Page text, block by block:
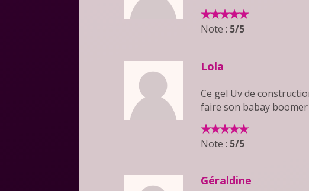
Note : 5/5
Lola
Ce gel Uv de
faire son babay
Note : 5/5
Géraldine